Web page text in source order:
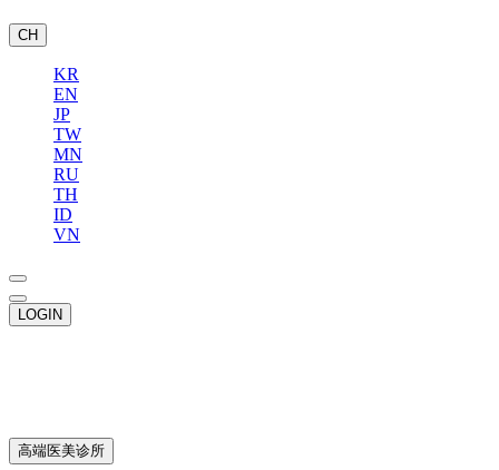
CH
KR
EN
JP
TW
MN
RU
TH
ID
VN
LOGIN
高端医美诊所